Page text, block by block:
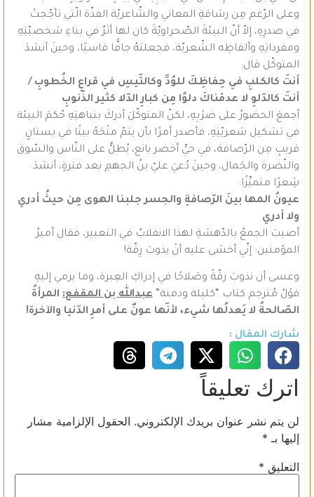
وعلى الرّغم مِن رشاقةِ المعاني والشّاعريّة الفذّة الّتي تأجّجتْ
في صدرِهِ، إلاّ أنّ البيئةَ الصّحراويّةَ كان لها أثرٌ في بناءِ شخصيّتِهِ
ومفرداتِهِ وألفاظِه الشّعريّة، فجعلتهُ جافًّا قاسيًا، وحينَ أنشدَ
المتوكّل قال:
أنتَ كالكلبِ في حِفاظِكَ للوُدِّ وكالتّيسِ في قراعِ الخُطوبِ /
أنتَ كالدّلوِ لا عدمْناكَ دلوًا مِن كبارِ الدّلا كثير الذّنوبِ
أجمعَ الحضورُ على ضرْبِهِ، لكنّ المتوكّلَ أدركَ بنباهتِهِ حُكمَ البيئة
في تشكيل شعريّتِهِ، فأصدر أمرًا بأن يتمّ منْحَهُ بيتًا في بستانٍ
قريبٍ مِن الرّصافة، في حيٍّ أخضر يانع، يُطلُّ على النّاس والسّوق
والنّضرة والجَمال، وحينَ دُعيَ عليّ بنُ الجهمِ بعد فترةٍ، أنشدَ
شِعرًا متميِّزًا:
عيونُ المها بينَ الرّصافةِ والجسر جلبنا الهوى مِن حيثُ أدري
ولا أدري
أصيبَ الجمعُ بالدّهشةِ لهذا الانقلابُ في التعبير، فقال أميرُ
المؤمنين: إنّي أخشى عليه أنْ يذوبَ رِقّة!
وعسى أن نذوبَ رقّةً وصَلاحًا في إدراكِ العِبرة، وما يرمي إليهِ
قوْلُ مُترجم كتاب “كليلة ودمنة” عبدالله بن المقفع: المرأةُ
الصّالحةُ لا يَعدلُها شيء، لأنّها عونٌ على أمرِ الدّنيا والآخرة!
شارك المقال :
اترك تعليقاً
لن يتم نشر عنوان بريدك الإلكتروني. الحقول الإلزامية مشار
إليها بـ *
التعليق *